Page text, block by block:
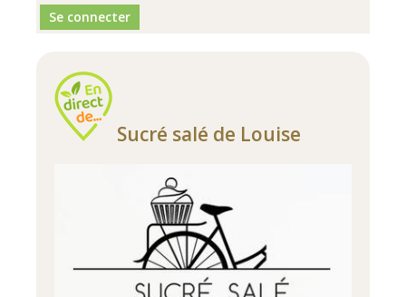
Se connecter
Sucré salé de Louise